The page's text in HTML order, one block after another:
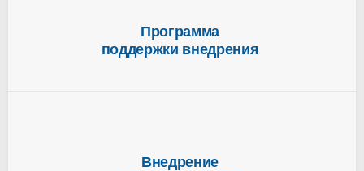
Программа
поддержки внедрения
Внедрение